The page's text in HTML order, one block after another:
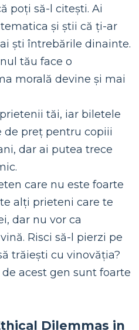
poți să-l citești. Ai
și știi că ți-ar
ști întrebările dinainte.
tău face o
morală devine și mai
tăi, iar biletele
preț pentru copiii
dar ai putea trece
care nu este foarte
alți prieteni care te
dar nu vor ca
Risci să-l pierzi pe
trăiești cu vinovăția?
acest gen sunt foarte